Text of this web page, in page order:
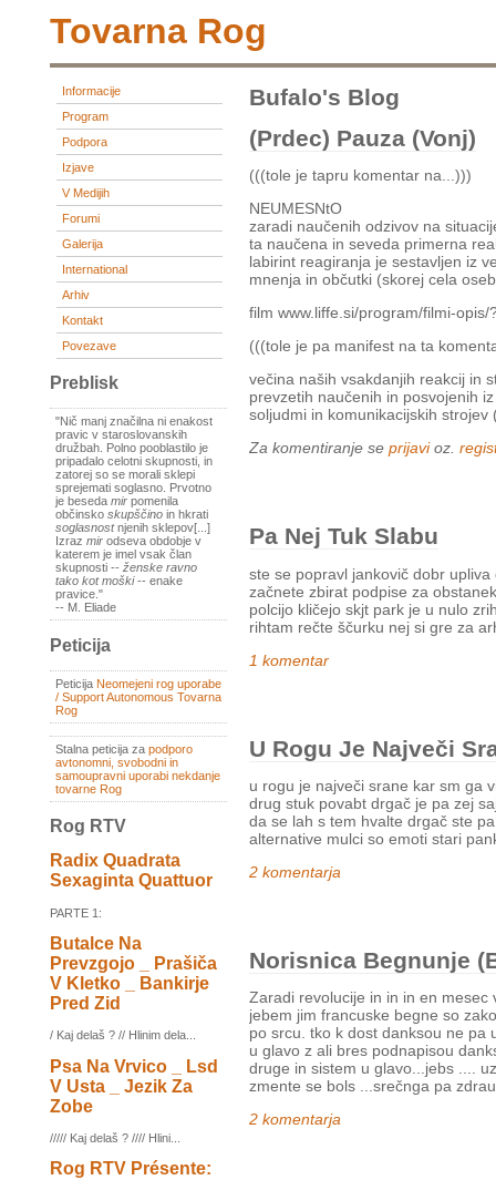
Tovarna Rog
Informacije
Program
Podpora
Izjave
V Medijih
Forumi
Galerija
International
Arhiv
Kontakt
Povezave
Preblisk
"Nič manj značilna ni enakost
pravic v staroslovanskih
družbah. Polno pooblastilo je
pripadalo celotni skupnosti, in
zatorej so se morali sklepi
sprejemati soglasno. Prvotno
je beseda mir pomenila
občinsko skupščino in hkrati
soglasnostnjenih sklepov[...]
Izraz mir odseva obdobje v
katerem je imel vsak član
skupnosti -- ženske ravno
tako kot moški-- enake
pravice."
-- M. Eliade
Peticija
Peticija Neomejeni rog uporabe
/ Support Autonomous Tovarna
Rog
Stalna peticija za podporo
avtonomni, svobodni in
samoupravni uporabi nekdanje
tovarne Rog
Rog RTV
Radix Quadrata
Sexaginta Quattuor
PARTE 1:
Butalce Na
Prevzgojo _ Prašiča
V Kletko _ Bankirje
Pred Zid
/ Kaj delaš ? // Hlinim dela...
Psa Na Vrvico _ Lsd
V Usta _ Jezik Za
Zobe
///// Kaj delaš ? //// Hlini...
Rog RTV Présente:
Bufalo's Blog
(prdec) Pauza (vonj)
(((tole je tapru komentar na...)))
NEUMESNtO
zaradi naučenih odzivov na
ta naučena in seveda primerna
labirint reagiranja je sestavljen iz
mnenja in občutki (skorej cela
film www.liffe.si/program/filmi-opis/
(((tole je pa manifest na ta
večina naših vsakdanjih reakcij in
prevzetih naučenih in posvojenih
soljudmi in komunikacijskih strojev
Za komentiranje se prijavioz.
Pa Nej Tuk Slabu
ste se popravl jankovič dobr
začnete zbirat podpise za
polcijo kličejo skjt park je u nulo
rihtam rečte ščurku nej si gre za
1 komentar
U Rogu Je Največi
u rogu je največi srane kar sm ga
drug stuk povabt drgač je pa zej
da se lah s tem hvalte drgač ste
alternative mulci so emoti stari
2 komentarja
Norisnica Begnunje
Zaradi revolucije in in in en
jebem jim francuske begne so
po srcu. tko k dost danksou ne pa
u glavo z ali bres podnapisou
druge in sistem u glavo...jebs ....
zmente se bols ...srečnga pa
2 komentarja